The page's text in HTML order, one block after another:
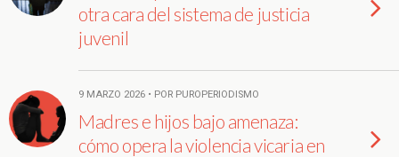
otra cara del sistema de justicia
juvenil
9 MARZO 2026 • POR PUROPERIODISMO
Madres e hijos bajo amenaza:
cómo opera la violencia vicaria en